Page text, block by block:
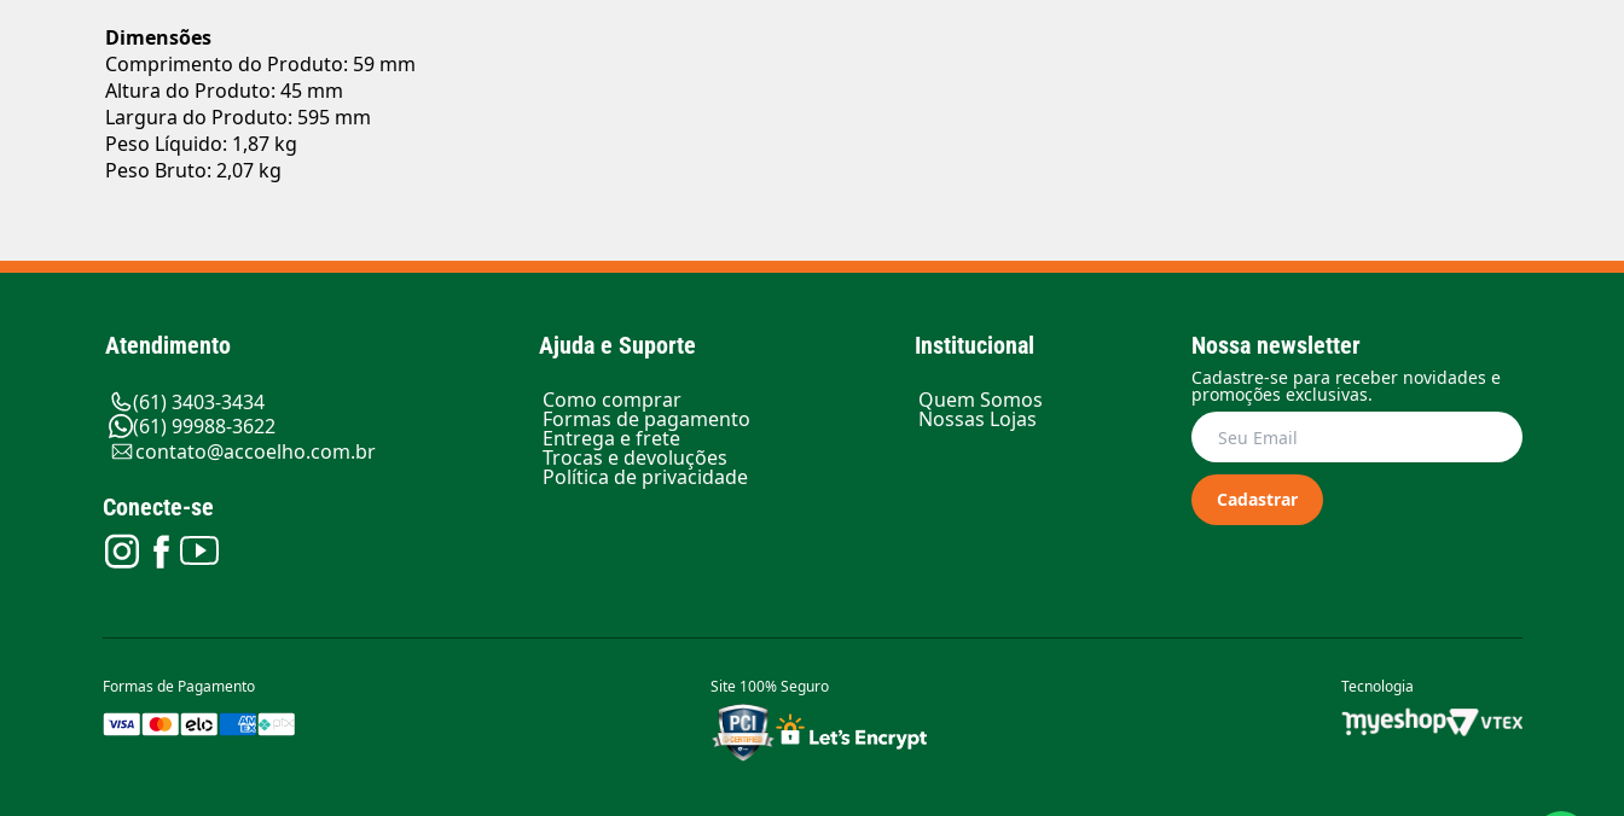
Dimensões
Comprimento do Produto: 59 mm
Altura do Produto: 45 mm
Largura do Produto: 595 mm
Peso Líquido: 1,87 kg
Peso Bruto: 2,07 kg
Atendimento
(61) 3403-3434
(61) 99988-3622
contato@accoelho.com.br
Conecte-se
Ajuda e Suporte
Como comprar
Formas de pagamento
Entrega e frete
Trocas e devoluções
Política de privacidade
Institucional
Quem Somos
Nossas Lojas
Nossa newsletter
Cadastre-se para receber novidades e
promoções exclusivas.
Cadastrar
Formas de Pagamento Site 100% Seguro Tecnologia